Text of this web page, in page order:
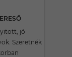
jó
Szeretnék